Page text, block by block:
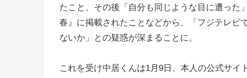
たこと、その後「自分も同じような目に遭った
春』に掲載されたことなどから、「フジテレビ
ないか」との疑惑が深まることに。
これを受け中居くんは1月9日、本人の公式サ